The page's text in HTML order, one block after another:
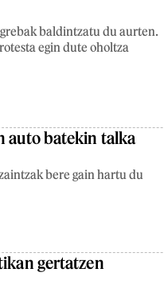
baldintzatu du aurten.
egin dute oholtza
auto batekin talka
bere gain hartu du
gertatzen